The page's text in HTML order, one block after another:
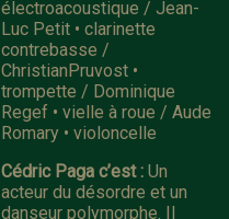
électroacoustique / Jean-
Luc Petit • clarinette
contrebasse /
ChristianPruvost •
trompette / Dominique
Regef • vielle à roue / Aude
Romary • violoncelle
Cédric Paga c’est : Un
acteur du désordre et un
danseur polymorphe. Il